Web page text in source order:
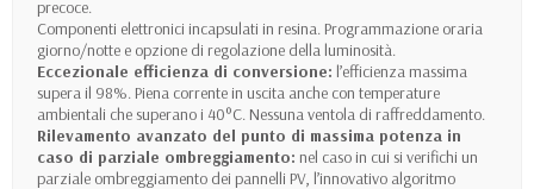
precoce.
Componenti elettronici incapsulati in resina. Programmazione oraria
giorno/notte e opzione di regolazione della luminosità.
Eccezionale efficienza di conversione: l’efficienza massima
supera il 98%. Piena corrente in uscita anche con temperature
ambientali che superano i 40°C. Nessuna ventola di raffreddamento.
Rilevamento avanzato del punto di massima potenza in
caso di parziale ombreggiamento: nel caso in cui si verifichi un
parziale ombreggiamento dei pannelli PV, l’innovativo algoritmo